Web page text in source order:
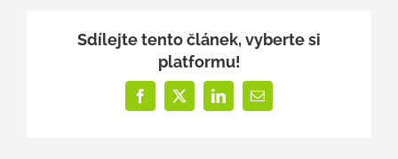
Sdílejte tento článek, vyberte si
platformu!
Facebook
X LinkedIn
E-
mail